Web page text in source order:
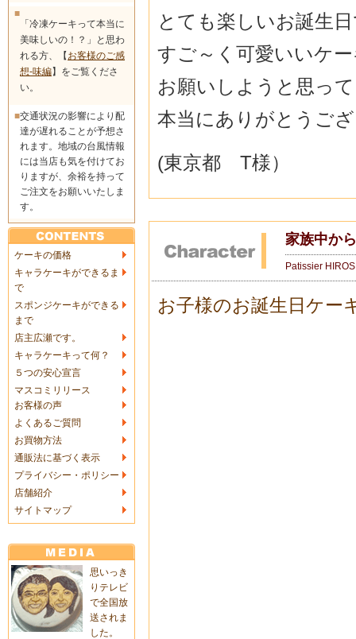
■
「冷凍ケーキって本当に
美味しいの！？」と思わ
れる方、【 お客様のご感
想-味編】をご覧くださ
い。
■交通状況の影響により配
達が遅れることが予想さ
れます。地域の台風情報
には当店も気を付けてお
りますが、余裕を持って
ご注文をお願いいたしま
す。
ケーキの価格
キャラケーキができるま
で
スポンジケーキができる
まで
店主広瀬です。
キャラケーキって何？
５つの安心宣言
マスコミリリース
お客様の声
よくあるご質問
お買物方法
通販法に基づく表示
プライバシー・ポリシー
店舗紹介
サイトマップ
思いっき
りテレビ
で全国放
送されま
した。
とても楽しいお誕生
すご～く可愛いいケ
お願いしようと思っ
本当にありがとうご
(東京都 T様）
家族中か
Patissier
お子様のお誕生日ケー